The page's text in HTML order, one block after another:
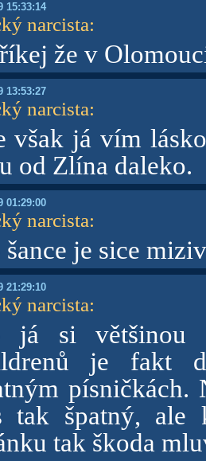
15:33:14
narcista:
že v
13:53:27
narcista:
však já vím
od Zlína daleko.
01:29:00
narcista:
šance je sice
21:29:10
narcista:
já si většinou
je fakt
tak špatný, ale
tak škoda